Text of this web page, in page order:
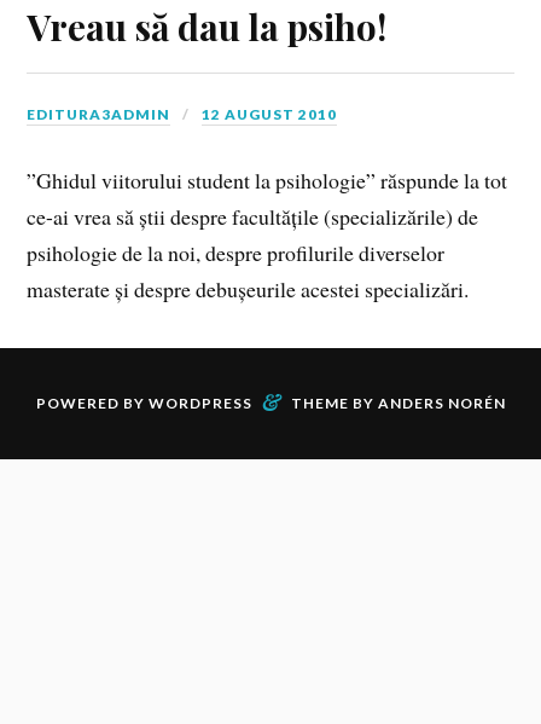
Vreau să dau la psiho!
EDITURA3ADMIN 12 AUGUST 2010
”Ghidul viitorului student la psihologie” răspunde la tot
ce-ai vrea să știi despre facultățile (specializările) de
psihologie de la noi, despre profilurile diverselor
masterate și despre debușeurile acestei specializări.
POWERED BY WORDPRESS & THEME BY ANDERS NORÉN